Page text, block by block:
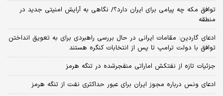
توافق مکه چه پیامی برای ایران دارد؟/ نگاهی به آرایش امنیتی جدید در
منطقه
ادعای گاردین: مقامات ایرانی در حال بررسی راهبردی برای به تعویق انداختن
توافق با دولت ترامپ تا پس از انتخابات کنگره هستند
جزئیات تازه از نفتکش اماراتی منفجرشده در تنگه هرمز
ادعای ونس درباره مجوز ایران برای عبور حداکثری نفت از تنگه هرمز